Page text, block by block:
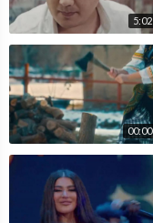
5:02
00:00